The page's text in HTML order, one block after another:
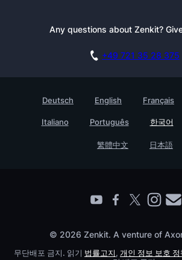
젠키트 프레스킷Any questions about Zenkit?
+49 721 35 28 375
Deutsch English Français
Italiano Português 한국어
繁體中文 日本語
© 2026 Zenkit. A venture of
무단배포 금지. 읽기 법률고지, 개인 정보 보호 정